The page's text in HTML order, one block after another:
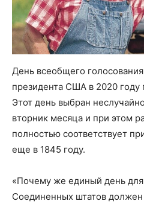
День всеобщего голосования
президента США в 2020 году
Этот день выбран
вторник месяца и при этом
полностью соответствует
еще в 1845 году.
«Почему же единый день
Соединенных штатов должен